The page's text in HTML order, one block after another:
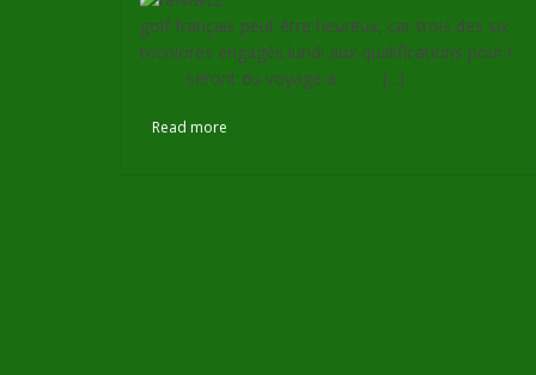
golf français peut être heureux, car trois des six
tricolores engagés lundi aux qualifications pour l’
seront du voyage à [...]
Read more